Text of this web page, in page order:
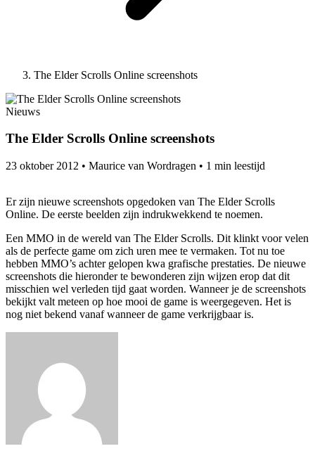
The Elder Scrolls Online screenshots
Nieuws
The Elder Scrolls Online screenshots
23 oktober 2012 • Maurice van Wordragen • 1 min leestijd
Er zijn nieuwe screenshots opgedoken van The Elder Scrolls
Online. De eerste beelden zijn indrukwekkend te noemen.
Een MMO in de wereld van The Elder Scrolls. Dit klinkt voor velen
als de perfecte game om zich uren mee te vermaken. Tot nu toe
hebben MMO’s achter gelopen kwa grafische prestaties. De nieuwe
screenshots die hieronder te bewonderen zijn wijzen erop dat dit
misschien wel verleden tijd gaat worden. Wanneer je de screenshots
bekijkt valt meteen op hoe mooi de game is weergegeven. Het is
nog niet bekend vanaf wanneer de game verkrijgbaar is.